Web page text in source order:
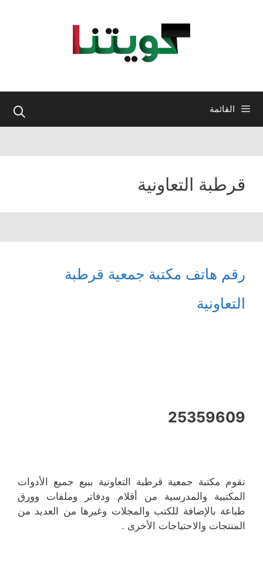
القائمة
قرطبة التعاونية
رقم هاتف مكتبة جمعية قرطبة
التعاونية
25359609
تقوم مكتبة جمعية قرطبة التعاونية ببيع جميع الأدوات
المكتبية والمدرسية من أقلام ودفاتر وملفات وورق
طباعة بالإضافة للكتب والمجلات وغيرها من العديد من
المنتجات والاحتياجات الأخرى .